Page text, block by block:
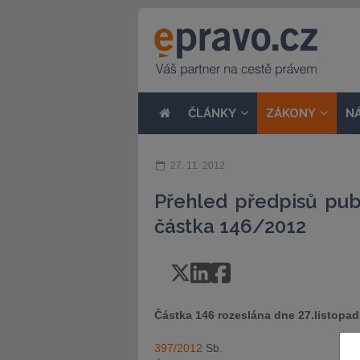
ČLÁNKY ZÁKONY
27. 11. 2012
Přehled předpisů
částka 146/2012
Částka 146 rozeslána dne
397/2012 Sb.